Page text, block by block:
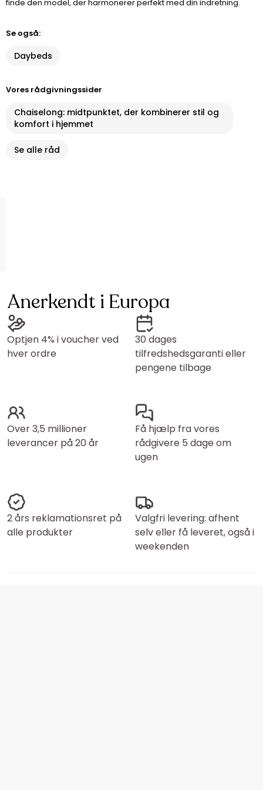
finde den model, der harmonerer perfekt med din indretning.
Se også:
Daybeds
Vores rådgivningssider
Chaiselong: midtpunktet, der kombinerer stil og
komfort i hjemmet
Se alle råd
Anerkendt i Europa
Optjen 4% i voucher ved
hver ordre
30 dages
tilfredshedsgaranti eller
pengene tilbage
Over 3,5 millioner
leverancer på 20 år
Få hjælp fra vores
rådgivere 5 dage om
ugen
2 års reklamationsret på
alle produkter
Valgfri levering: afhent
selv eller få leveret, også i
weekenden